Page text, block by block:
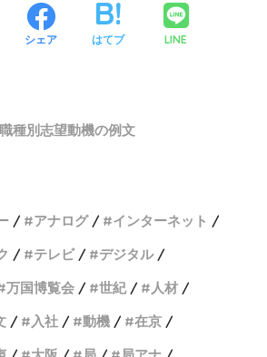
シェア はてブ LINE
職種別志望動機の例文
アナログ
インターネット
テレビ
デジタル
万国博覧会 世紀
人材
入社 動機
在京